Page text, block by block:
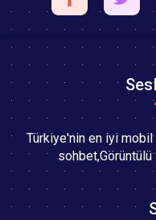
Türkiye'nin en iyi